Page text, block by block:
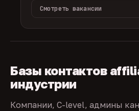
Смотреть вакансии
Базы контактов
индустрии
Компании, C-level, админы